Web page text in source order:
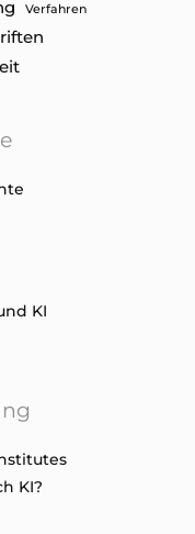
Verfahren
KI
KI?